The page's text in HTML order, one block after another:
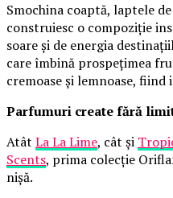
Smochina coaptă, laptele
construiesc o compoziție
soare și de energia
care îmbină prospețimea
cremoase și lemnoase,
Parfumuri create fără
Atât La La Lime, cât și
Scents, prima colecție
nișă.